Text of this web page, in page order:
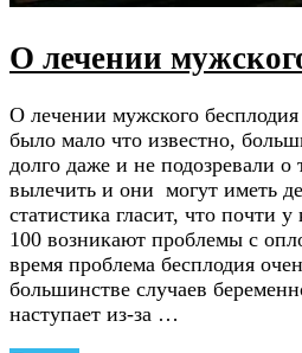
О лечении
О лечении мужского
было мало что известно,
долго даже и не подозревали
вылечить и они могут иметь
статистика гласит, что почти
100 возникают проблемы с
время проблема бесплодия
большинстве случаев
наступает из-за …